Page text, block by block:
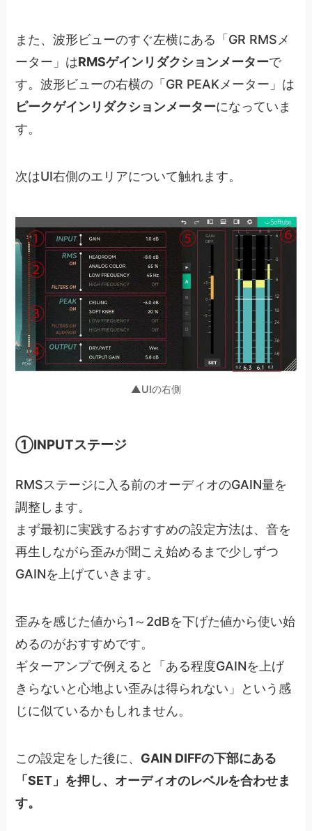
また、波形ビューのすぐ左横にある「GR RMSメ
ーター」はRMSゲインリダクションメーターで
す。波形ビューの右横の「GR PEAKメーター」は
ピークゲインリダクションメーターになっていま
す。
次はUI右側のエリアについて触れます。
▲UIの右側
①INPUTステージ
RMSステージに入る前のオーディオのGAIN量を
調整します。
まず最初に実践するおすすめの設定方法は、音を
再生しながら歪みが聞こえ始めるまで少しずつ
GAINを上げていきます。
歪みを感じた値から1～2dBを下げた値から使い始
めるのがおすすめです。
ギターアンプで例えると「ある程度GAINを上げ
きらないと心地よい歪みは得られない」という感
じに似ているかもしれません。
この設定をした後に、 GAIN DIFFの下部にある
「SET」を押し、オーディオのレベルを合わせま
す。